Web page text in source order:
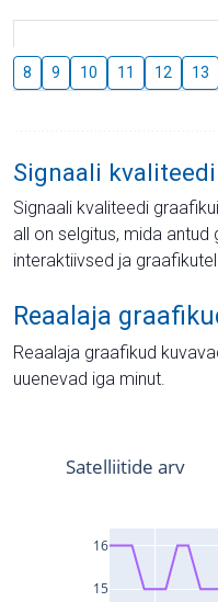
8 9 10 11 12 13
Signaali
Signaali kvaliteedi
all on selgitus, mida
interaktiivsed ja
Reaalaja
Reaalaja graafikud
uuenevad iga minut.